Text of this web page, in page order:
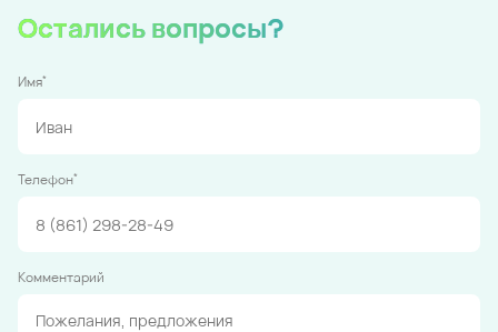
Остались вопросы?
Имя*
Телефон*
Комментарий